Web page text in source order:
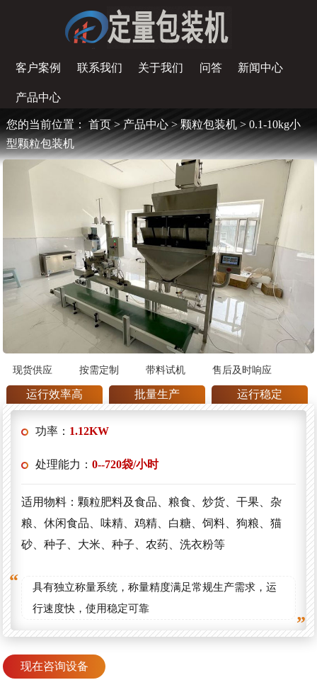
客户案例 联系我们 关于我们 问答 新闻中心
产品中心
您的当前位置： 首页> 产品中心> 颗粒包装机> 0.1-10kg小
型颗粒包装机
现货供应 按需定制 带料试机 售后及时响应
运行效率高 批量生产 运行稳定
功率： 1.12KW
处理能力：0--720袋/小时
适用物料：颗粒肥料及食品、粮食、炒货、干果、杂
粮、休闲食品、味精、鸡精、白糖、饲料、狗粮、猫
砂、种子、大米、种子、农药、洗衣粉等
具有独立称量系统，称量精度满足常规生产需求，运
行速度快，使用稳定可靠
现在咨询设备